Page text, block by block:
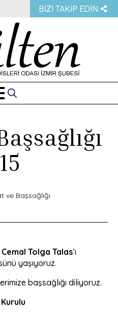
BIZI TAKIP EDIN
Search
ve Başsağlığı
Cemal Tolga Talas‘ı
yaşıyoruz.
başsağlığı diliyoruz.